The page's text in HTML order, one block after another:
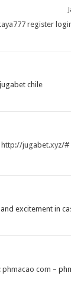
register
chile
http://jugabet.xyz/#
excitement in
phmacao com –